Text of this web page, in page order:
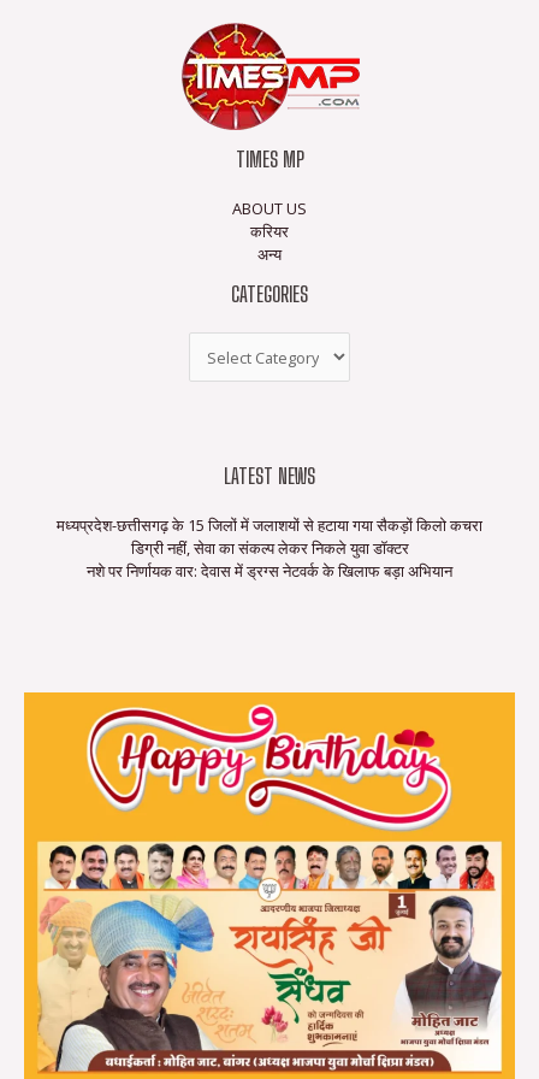
TIMES MP
ABOUT US
करियर
अन्य
CATEGORIES
LATEST NEWS
मध्यप्रदेश-छत्तीसगढ़ के 15 जिलों में जलाशयों से हटाया गया सैकड़ों किलो कचरा
डिग्री नहीं, सेवा का संकल्प लेकर निकले युवा डॉक्टर
नशे पर निर्णायक वार: देवास में ड्रग्स नेटवर्क के खिलाफ बड़ा अभियान